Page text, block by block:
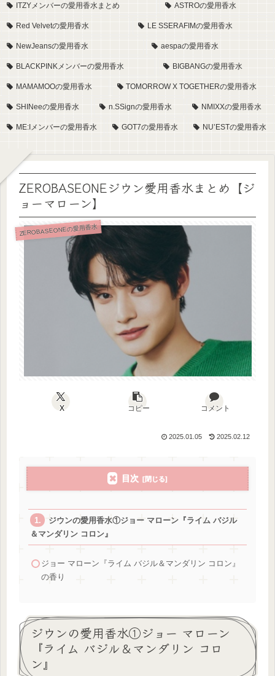
ITZYメンバーの愛用香水まとめ ASTROの愛用香水
Red Velvetの愛用香水 LE SSERAFIMの愛用香水
NewJeansの愛用香水 aespaの愛用香水
BLACKPINKメンバーの愛用香水 BIGBANGの愛用香水
MAMAMOOの愛用香水 TOMORROW X TOGETHERの愛用香水
SHINeeの愛用香水 n.SSignの愛用香水 NMIXXの愛用香水
ME:Iメンバーの愛用香水 GOT7の愛用香水 NU’ESTの愛用香水
ZEROBASEONEジウン愛用香水まとめ【ジ
ョーマローン】
ZEROBASEONEの愛用香水
X コピー コメント
2025.01.05 2025.02.12
目次
ジウンの愛用香水①ジョー マローン『ライム バジル
＆マンダリン コロン』
ジョー マローン『ライム バジル＆マンダリン コロン』
の香り
ジウンの愛用香水①ジョー マローン
『ライム バジル＆マンダリン コロ
ン』